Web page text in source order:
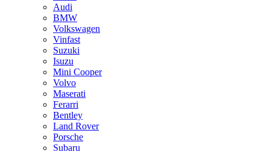
Audi
BMW
Volkswagen
Vinfast
Suzuki
Isuzu
Mini Cooper
Volvo
Maserati
Ferarri
Bentley
Land Rover
Porsche
Subaru